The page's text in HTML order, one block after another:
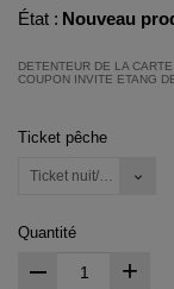
État : Nouveau
DETENTEUR DE LA
COUPON INVITE ETANG
Ticket pêche
Ticket nuit/24h
Quantité
+